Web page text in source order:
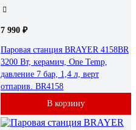
7 990 ₽
Паровая станция BRAYER 4158BR
3200 Вт, керамич, One Temp,
давление 7 бар, 1,4 л, верт
отпарив. BR4158
В корзину